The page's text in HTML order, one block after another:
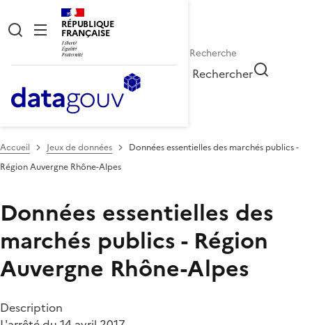
RÉPUBLIQUE
FRANÇAISE
Rechercher
Accueil Jeux de données
Données essentielles des marchés publics -
Région Auvergne Rhône-Alpes
Données essentielles des
marchés publics - Région
Auvergne Rhône-Alpes
Description